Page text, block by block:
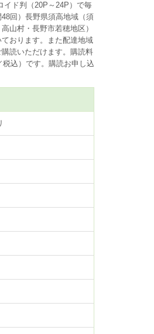
イド判（20P～24P）で毎
回）長野県須高地域（須
山村・長野市若穂地区）
おります。また配達地域
読いただけます。購読料
込）です。 購読お申し込